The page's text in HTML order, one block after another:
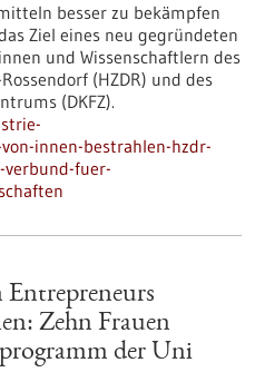
besser zu bekämpfen
Ziel eines neu gegründeten
und Wissenschaftlern des
(HZDR) und des
(DKFZ).
innen-bestrahlen-hzdr-
fuer-
Entrepreneurs
Zehn Frauen
der Uni